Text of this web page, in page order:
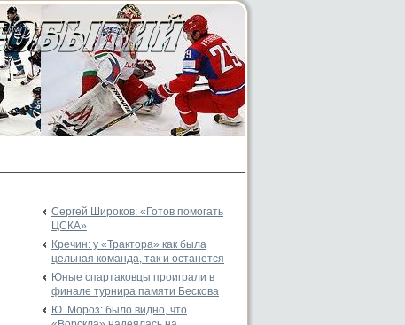
Сергей Широков: «Готов помогать
ЦСКА»
Кречин: у «Трактора» как была
цельная команда, так и останется
Юные спартаковцы проиграли в
финале турнира памяти Бескова
Ю. Мороз: было видно, что